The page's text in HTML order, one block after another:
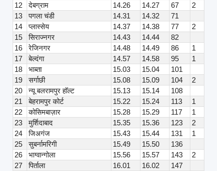
12
देबग्राम 14.26 14.27 67
2
13
पगला चंडी 14.31 14.32
71
14
प्लास्सेय 14.37 14.38 77
2
15
सिराज्नगर 14.43 14.44
82
16
रेजिनगर 14.48 14.49 86
1
17
बेल्दंगा 14.57 14.58 95
1
18
भाब्ता 15.03 15.04
101
19
सर्गाछी 15.08 15.09 104
2
20
न्यू बलरामपुर हॉल्ट 15.13 15.14
108
21
बेहरामपुर कोर्ट 15.22 15.24 113
1
22
कोसिमबाज़ार 15.28 15.29 117
1
23
मुर्शिदाबाद 15.35 15.36 123
2
24
जिअगंज 15.43 15.44 131
1
25
सुबर्नामरिगी 15.49 15.50
136
26
भाग्वान्गोला 15.56 15.57 143
2
27
पिर्ताला 16.01 16.02
147